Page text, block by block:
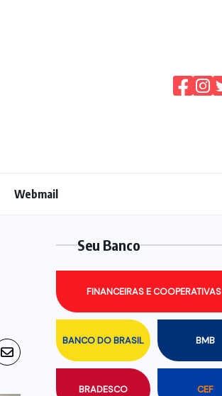
Webmail
Seu Banco
BANCO DO BRASIL BMB
BRADESCO CEF
FINANCEIRAS E COOPERATIVAS